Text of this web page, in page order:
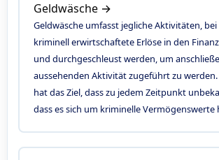
Geldwäsche →
Geldwäsche umfasst jegliche Aktivitäten,
kriminell erwirtschaftete Erlöse in den
und durchgeschleust werden, um
aussehenden Aktivität zugeführt zu werden.
hat das Ziel, dass zu jedem Zeitpunkt
dass es sich um kriminelle Vermögenswerte